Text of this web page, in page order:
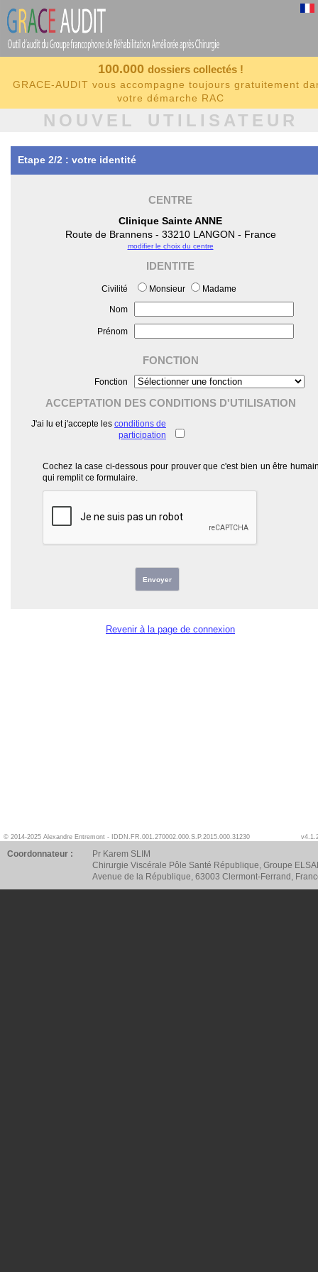
100.000 dossiers collectés !
GRACE-AUDIT vous accompagne toujours gratuitement
votre démarche RAC
NOUVEL UTILISATEUR
Etape 2/2 : votre identité
CENTRE
Clinique Sainte ANNE
Route de Brannens - 33210 LANGON - France
modifier le choix du centre
IDENTITE
Civilité Monsieur Madame
Nom
Prénom
FONCTION
Fonction
ACCEPTATION DES CONDITIONS D'UTILISATION
J'ai lu et j'accepte les conditions de
participation
Cochez la case ci-dessous pour prouver que c'est bien un être
qui remplit ce formulaire.
Envoyer
Revenir à la page de connexion
© 2014-2025 Alexandre Entremont - IDDN.FR.001.270002.000.S.P.2015.000.31230
Coordonnateur :
Pr Karem SLIM
Chirurgie Viscérale Pôle Santé République, Groupe
Avenue de la République, 63003 Clermont-Ferrand,